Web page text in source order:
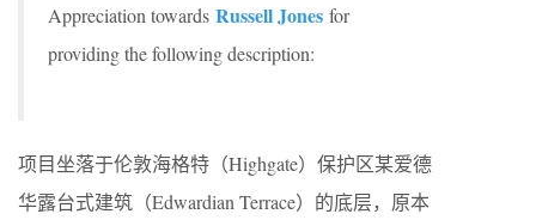
Appreciation towards Russell Jones for
providing the following description:
项目坐落于伦敦海格特（Highgate）保护区某爱德
华露台式建筑（Edwardian Terrace）的底层，原本